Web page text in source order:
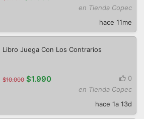
en Tienda Copec
hace 11me
Libro Juega Con Los Contrarios
$10.000 $1.990
0
en Tienda Copec
hace 1a 13d